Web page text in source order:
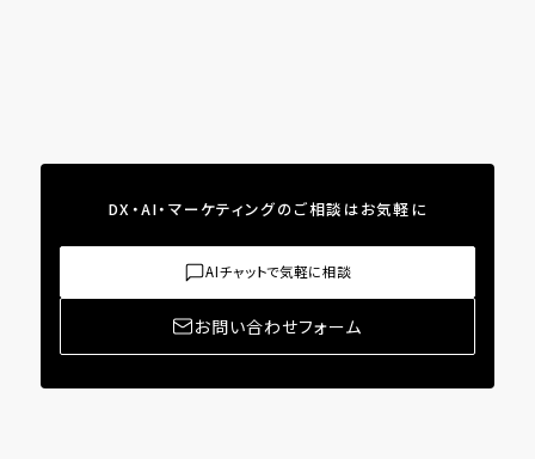
DX・AI・マーケティングのご相談はお気軽に
AIチャットで気軽に相談
お問い合わせフォーム